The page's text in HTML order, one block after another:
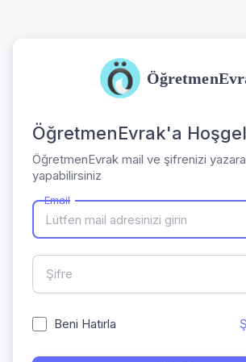
ÖğretmenEvrak'a
ÖğretmenEvrak mail ve şifrenizi
yapabilirsiniz
Email
Şifre
Beni Hatırla